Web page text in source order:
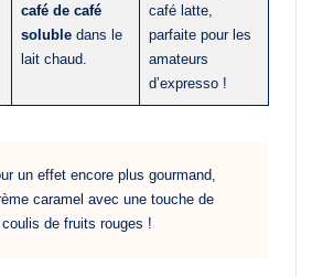
café de café
soluble dans le
lait chaud.
café latte,
parfaite pour les
amateurs
d’expresso !
un effet encore plus gourmand,
caramel avec une touche de
de fruits rouges !